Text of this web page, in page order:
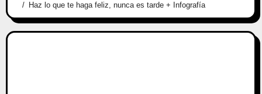
Haz lo que te haga feliz, nunca es tarde + Infografía